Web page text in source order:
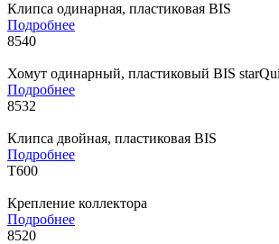
Клипса одинарная, пластиковая BIS
Подробнее
8540
Хомут одинарный, пластиковый BIS
Подробнее
8532
Клипса двойная, пластиковая BIS
Подробнее
Т600
Крепление коллектора
Подробнее
8520